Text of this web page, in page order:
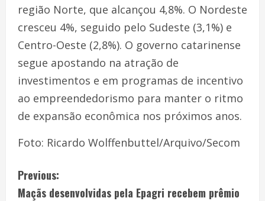
região Norte, que alcançou 4,8%. O Nordeste
cresceu 4%, seguido pelo Sudeste (3,1%) e
Centro-Oeste (2,8%). O governo catarinense
segue apostando na atração de
investimentos e em programas de incentivo
ao empreendedorismo para manter o ritmo
de expansão econômica nos próximos anos.
Foto: Ricardo Wolffenbuttel/Arquivo/Secom
Previous:
Maçãs desenvolvidas pela Epagri recebem prêmio